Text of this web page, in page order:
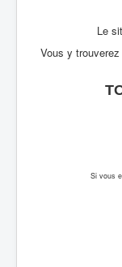
Le
Vous y
Si vous